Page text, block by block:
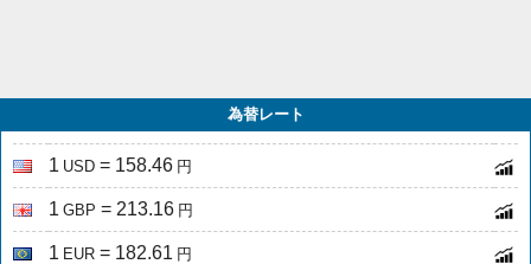
為替レート
1 USD = 158.46 円
1 GBP = 213.16 円
1 EUR = 182.61 円